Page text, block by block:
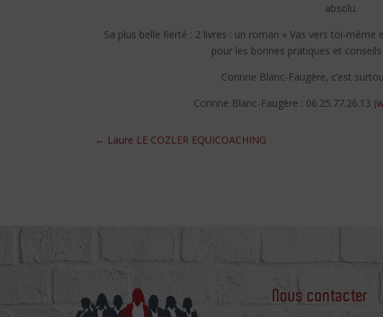
absolu.
Sa plus belle fierté : 2 livres : un roman « Vas vers toi-même
pour les bonnes pratiques et conseils
Corinne Blanc-Faugère, c’est
Corinne Blanc-Faugère : 06.25.77.26.13 (
← Laure LE COZLER EQUICOACHING
Nous contacter